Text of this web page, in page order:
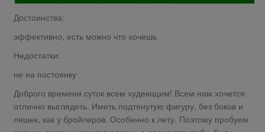
Достоинства:
эффективно, есть можно что хочешь
Недостатки:
не на постоянку
Доброго времени суток всем худеющим! Всем нам хочется
отлично выглядеть. Иметь подтянутую фигуру, без боков и
ляшек, как у бройлеров. Особенно к лету. Поэтому пробуем